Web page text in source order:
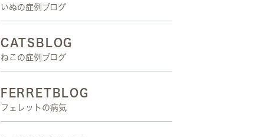
いぬの症例ブログ
CATSBLOG
ねこの症例ブログ
FERRETBLOG
フェレットの病気